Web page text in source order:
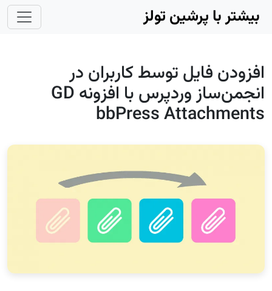
Skip to main content
بیشتر با پرشین تولز
افزودن فایل توسط کاربران در
انجمن‌ساز وردپرس با افزونه GD
bbPress Attachments